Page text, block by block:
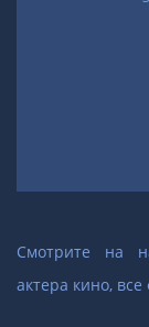
Смотрите на
актера кино,